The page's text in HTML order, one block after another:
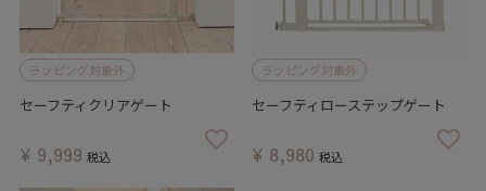
ラッピング対象外
セーフティクリアゲート
¥ 9,999 税込
ラッピング対象外
セーフティローステップゲート
¥ 8,980 税込